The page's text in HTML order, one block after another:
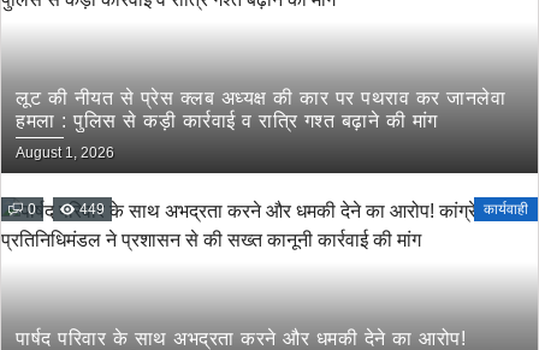
लूट की नीयत से प्रेस क्लब अध्यक्ष की कार पर पथराव कर जानलेवा
हमला : पुलिस से कड़ी कार्रवाई व रात्रि गश्त बढ़ाने की मांग
August 1, 2026
0 449 कार्यवाही
पार्षद परिवार के साथ अभद्रता करने और धमकी देने का आरोप!